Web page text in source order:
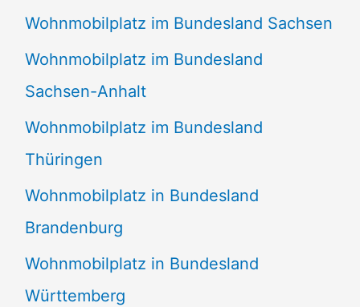
Wohnmobilplatz im Bundesland Sachsen
Wohnmobilplatz im Bundesland
Sachsen-Anhalt
Wohnmobilplatz im Bundesland
Thüringen
Wohnmobilplatz in Bundesland
Brandenburg
Wohnmobilplatz in Bundesland
Württemberg